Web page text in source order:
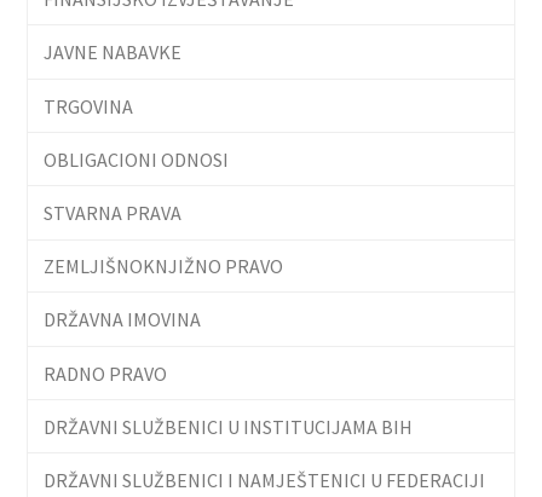
JAVNE NABAVKE
TRGOVINA
OBLIGACIONI ODNOSI
STVARNA PRAVA
ZEMLJIŠNOKNJIŽNO PRAVO
DRŽAVNA IMOVINA
RADNO PRAVO
DRŽAVNI SLUŽBENICI U INSTITUCIJAMA BIH
DRŽAVNI SLUŽBENICI I NAMJEŠTENICI U FEDERACIJI